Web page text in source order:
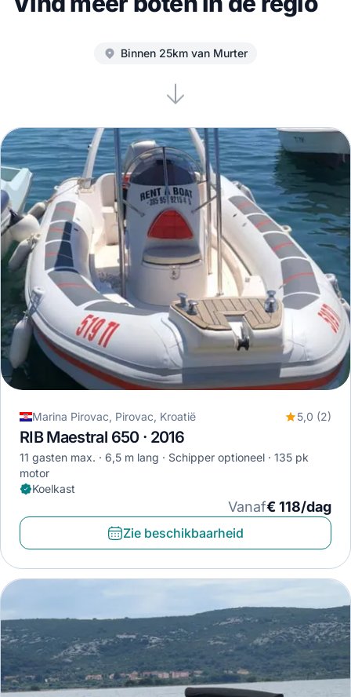
Binnen 25km van Murter
Marina Pirovac, Pirovac, Kroatië 5,0 (2)
RIB Maestral 650 · 2016
11 gasten max. 6,5 m lang Schipper optioneel
135 pk
motor
Koelkast
Vanaf€ 118/dag
Zie beschikbaarheid